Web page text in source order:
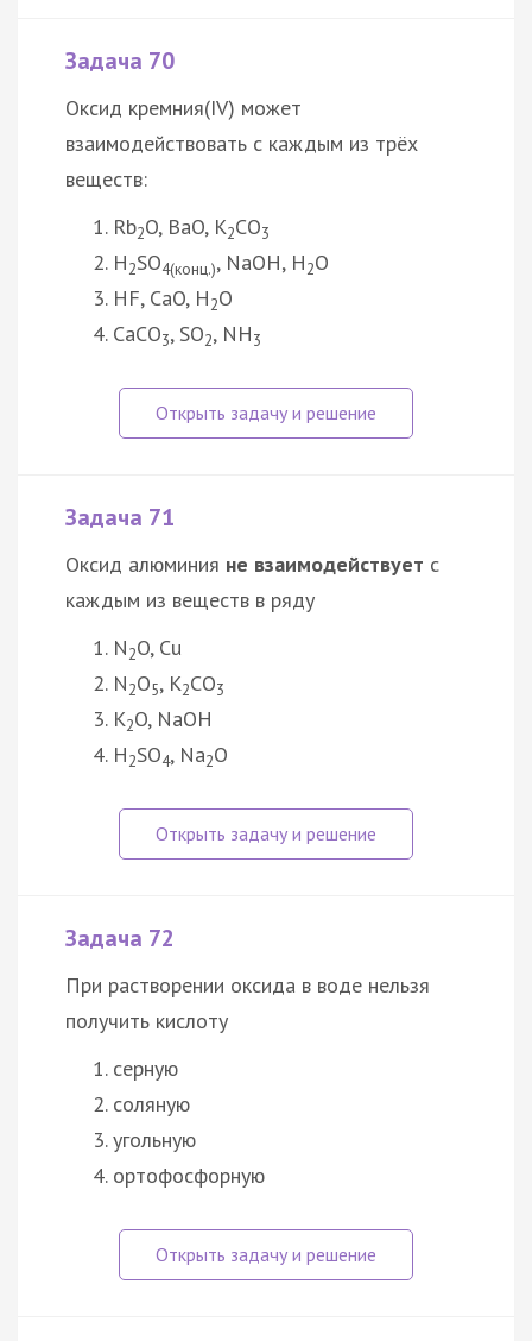
Задача 70
Оксид кремния(IV) может
взаимодействовать с каждым из трёх
веществ:
Rb2O, BaO, K2CO3
H2SO4(конц.), NaOH, H2O
HF, CaO, H2O
CaCO3, SO2, NH3
Задача 71
Оксид алюминия не взаимодействует с
каждым из веществ в ряду
N2O, Cu
N2O5, К2CО3
К2O, NaOH
H2SO4, Na2O
Задача 72
При растворении оксида в воде нельзя
получить кислоту
серную
соляную
угольную
ортофосфорную